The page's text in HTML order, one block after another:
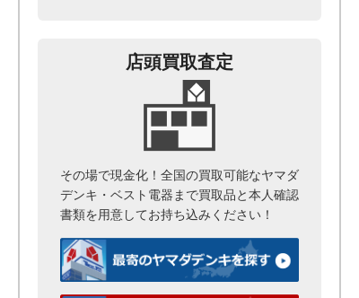
店頭買取査定
その場で現金化！全国の買取可能なヤマダ
デンキ・ベスト電器まで買取品と本人確認
書類を用意してお持ち込みください！